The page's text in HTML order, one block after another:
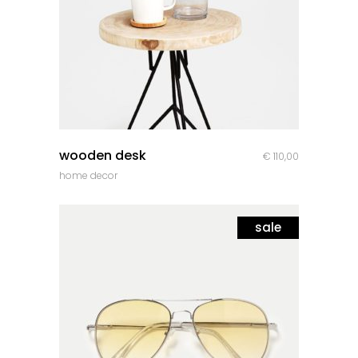
wooden desk € 110,00
home decor
sale